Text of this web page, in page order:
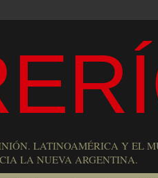
LATINOAMÉRICA Y EL
LA NUEVA ARGENTINA.